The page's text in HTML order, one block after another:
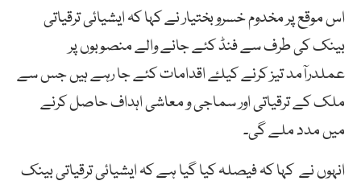
اس موقع پر مخدوم خسرو بختیار نے کہا کہ ایشیائی ترقیاتی
بینک کی طرف سے فنڈ کئے جانے والے منصوبوں پر
عملدرآمد تیز کرنے کیلۓ اقدامات کئے جا رہے ہیں جس سے
ملک کے ترقیاتی اور سماجی و معاشی اہداف حاصل کرنے
میں مدد ملے گی۔
انہوں نے کہا کہ فیصلہ کیا گیا ہے کہ ایشیائی ترقیاتی بینک